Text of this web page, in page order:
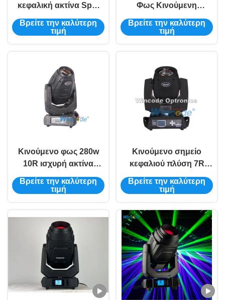
κεφαλική ακτίνα Spot
Wash Concert Event
Light 350W 17R
Βρείτε την καλύτερη
τιμή
Φως Κινούμενη
κεφαλική ακτίνα σημείο
πλύση 330W 15R
Βρείτε την καλύτερη
τιμή
Κινούμενο φως 280w
10R ισχυρή ακτίνα
φωτεινό σημείο για
σκηνική συναυλία show
Βρείτε την καλύτερη
τιμή
Κινούμενο σημείο
κεφαλιού πλύση 7R
230W Φως δέσμης για
σκηνική εκδήλωση
Βρείτε την καλύτερη
τιμή